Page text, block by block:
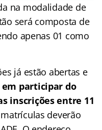
na modalidade de
será composta de
apenas 01 como
já estão abertas e
participar do
inscrições entre 11
deverão